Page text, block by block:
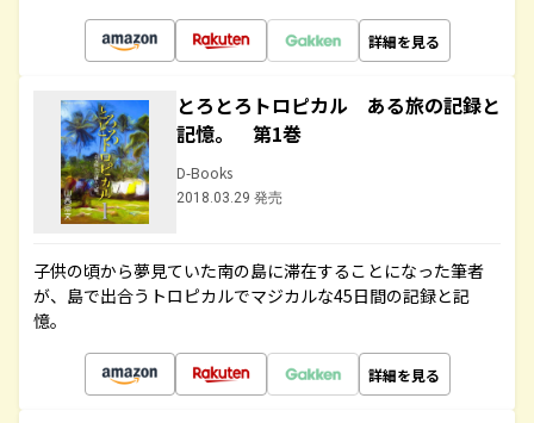
詳細を見る
とろとろトロピカル ある旅の記録と
記憶。 第1巻
D-Books
2018.03.29 発売
子供の頃から夢見ていた南の島に滞在することになった筆者
が、島で出合うトロピカルでマジカルな45日間の記録と記
憶。
詳細を見る